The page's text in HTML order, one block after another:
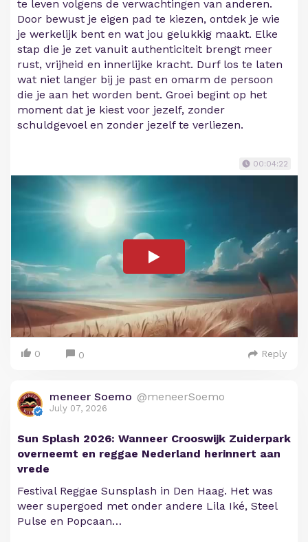
te leven volgens de verwachtingen van anderen.
Door bewust je eigen pad te kiezen, ontdek je wie
je werkelijk bent en wat jou gelukkig maakt. Elke
stap die je zet vanuit authenticiteit brengt meer
rust, vrijheid en innerlijke kracht. Durf los te laten
wat niet langer bij je past en omarm de persoon
die je aan het worden bent. Groei begint op het
moment dat je kiest voor jezelf, zonder
schuldgevoel en zonder jezelf te verliezen.
00:04:22
0 0 Reply
meneer Soemo @meneerSoemo
July 07, 2026
Sun Splash 2026: Wanneer Crooswijk Zuiderpark
overneemt en reggae Nederland herinnert aan
vrede
Festival Reggae Sunsplash in Den Haag. Het was
weer supergoed met onder andere Lila Iké, Steel
Pulse en Popcaan…